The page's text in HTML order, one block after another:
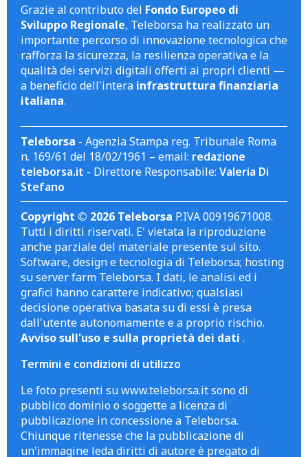
Grazie al contributo del Fondo Europeo di
Sviluppo Regionale, Teleborsa ha realizzato un
importante percorso di innovazione tecnologica che
rafforza la sicurezza, la resilienza operativa e la
qualità dei servizi digitali offerti ai propri clienti —
a beneficio dell'intera infrastruttura finanziaria
italiana.
Teleborsa - Agenzia Stampa reg. Tribunale Roma
n. 169/61 del 18/02/1961 – email: redazione
teleborsa.it - Direttore Responsabile: Valeria Di
Stefano
Copyright © 2026 Teleborsa P.IVA 00919671008.
Tutti i diritti riservati. E' vietata la riproduzione
anche parziale del materiale presente sul sito.
Software, design e tecnologia di Teleborsa; hosting
su server farm Teleborsa. I dati, le analisi ed i
grafici hanno carattere indicativo; qualsiasi
decisione operativa basata su di essi è presa
dall'utente autonomamente e a proprio rischio.
Avviso sull'uso e sulla proprietà dei dati .
Termini e condizioni di utilizzo
Le foto presenti su www.teleborsa.it sono di
pubblico dominio o soggette a licenza di
pubblicazione in concessione a Teleborsa.
Chiunque ritenesse che la pubblicazione di
un'immagine leda diritti di autore è pregato di